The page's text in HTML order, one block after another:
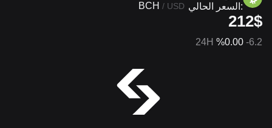
BCH / USD السعر الحالي:
212$
-6.2
%0.00
24H